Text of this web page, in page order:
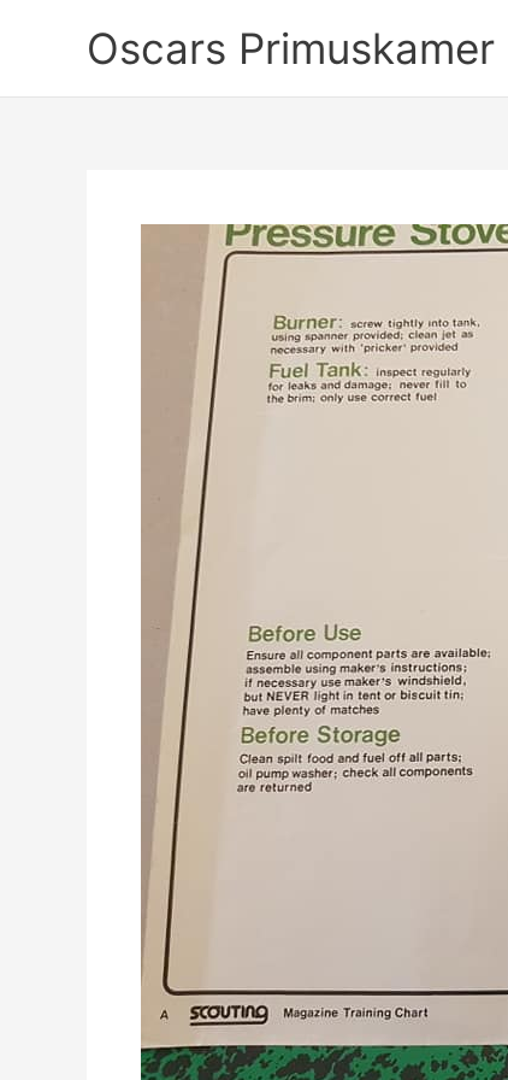
inhoud
Oscars Primuskamer